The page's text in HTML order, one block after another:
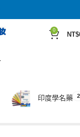
0
NT$
印度學名藥